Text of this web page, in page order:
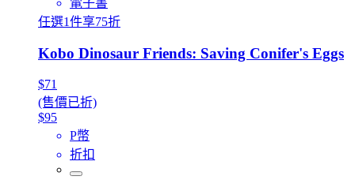
電子書
任選1件享75折
Kobo Dinosaur Friends: Saving Conifer's Eggs
$71
(售價已折)
$95
P幣
折扣